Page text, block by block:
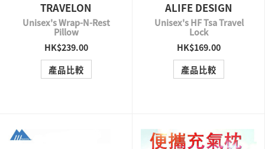
QUICK VIEW
TRAVELON
Unisex's Wrap-N-Rest
Pillow
HK$239.00
產品比較
QUICK VIEW
ALIFE DESIGN
Unisex's HF Tsa Travel
Lock
HK$169.00
產品比較